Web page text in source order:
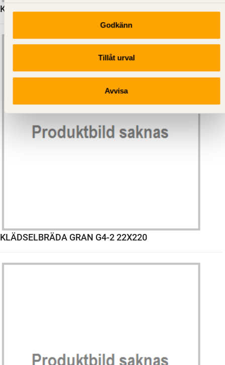
Godkänn
Tillåt urval
Avvisa
KLÄDSELBRÄDA GRAN G4-2 17X145
KLÄDSELBRÄDA GRAN G4-2 22X220